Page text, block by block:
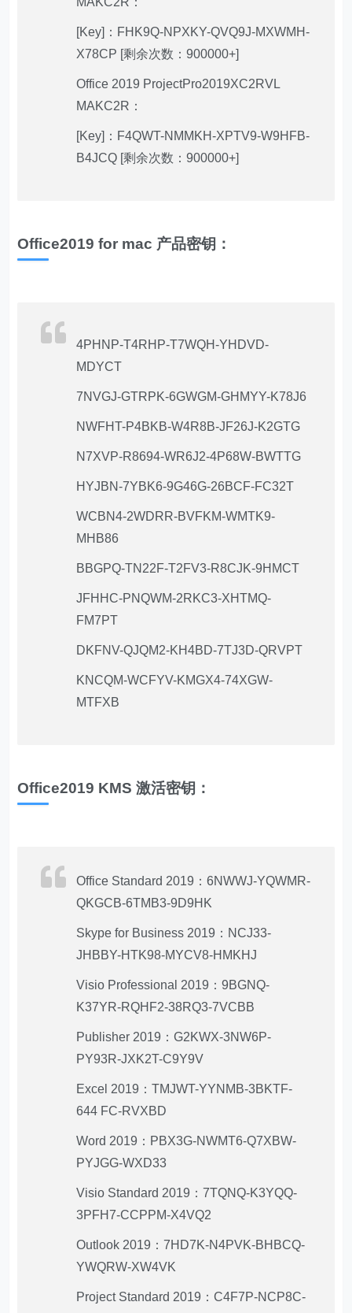
[Key]：FHK9Q-NPXKY-QVQ9J-MXWMH-
X78CP [剩余次数：900000+]
Office 2019 ProjectPro2019XC2RVL
MAKC2R：
[Key]：F4QWT-NMMKH-XPTV9-W9HFB-
B4JCQ [剩余次数：900000+]
Office2019 for mac 产品密钥：
4PHNP-T4RHP-T7WQH-YHDVD-
MDYCT
7NVGJ-GTRPK-6GWGM-GHMYY-K78J6
NWFHT-P4BKB-W4R8B-JF26J-K2GTG
N7XVP-R8694-WR6J2-4P68W-BWTTG
HYJBN-7YBK6-9G46G-26BCF-FC32T
WCBN4-2WDRR-BVFKM-WMTK9-
MHB86
BBGPQ-TN22F-T2FV3-R8CJK-9HMCT
JFHHC-PNQWM-2RKC3-XHTMQ-
FM7PT
DKFNV-QJQM2-KH4BD-7TJ3D-QRVPT
KNCQM-WCFYV-KMGX4-74XGW-
MTFXB
Office2019 KMS 激活密钥：
Office Standard 2019：6NWWJ-YQWMR-
QKGCB-6TMB3-9D9HK
Skype for Business 2019：NCJ33-
JHBBY-HTK98-MYCV8-HMKHJ
Visio Professional 2019：9BGNQ-
K37YR-RQHF2-38RQ3-7VCBB
Publisher 2019：G2KWX-3NW6P-
PY93R-JXK2T-C9Y9V
Excel 2019：TMJWT-YYNMB-3BKTF-
644 FC-RVXBD
Word 2019：PBX3G-NWMT6-Q7XBW-
PYJGG-WXD33
Visio Standard 2019：7TQNQ-K3YQQ-
3PFH7-CCPPM-X4VQ2
Outlook 2019：7HD7K-N4PVK-BHBCQ-
YWQRW-XW4VK
Project Standard 2019：C4F7P-NCP8C-